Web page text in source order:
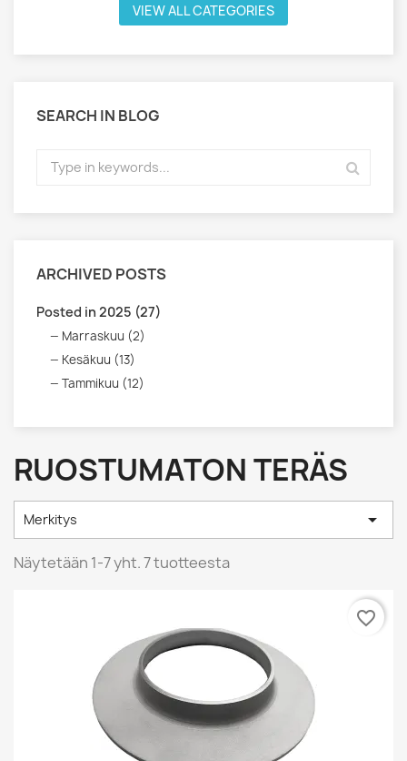
VIEW ALL CATEGORIES
SEARCH IN BLOG
ARCHIVED POSTS
Posted in 2025 (27)
Marraskuu (2)
Kesäkuu (13)
Tammikuu (12)
RUOSTUMATON TERÄS
Merkitys 
Näytetään 1-7 yht. 7 tuotteesta
favorite_border